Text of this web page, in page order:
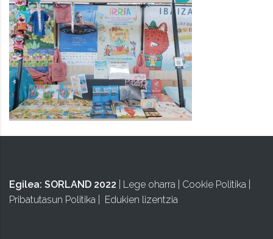
Egilea: SORLAND 2022 Lege oharra Cookie Politika
Pribatutasun Politika
Edukien lizentzia